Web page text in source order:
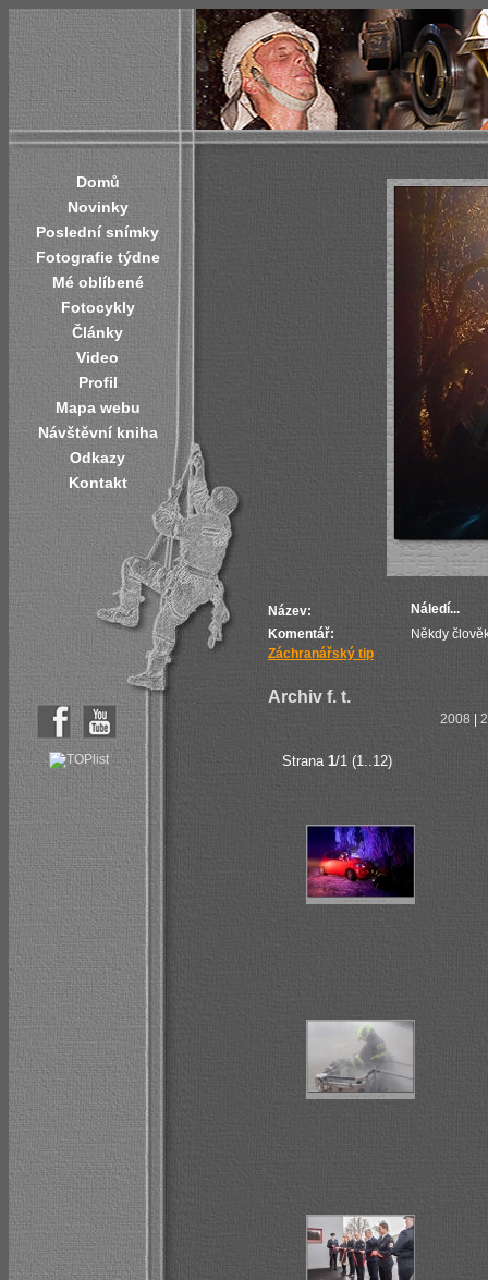
Domů
Novinky
Poslední snímky
Fotografie týdne
Mé oblíbené
Fotocykly
Články
Video
Profil
Mapa webu
Návštěvní kniha
Odkazy
Kontakt
Název:
Náledí...
Komentář:
Někdy
Záchranářský tip
Archiv f. t.
2008
Strana 1/1 (1..12)